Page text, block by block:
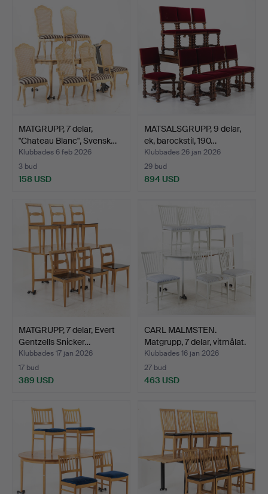
MATGRUPP, 7 delar,
"Chateau Blanc", Svensk…
Klubbades 6 feb 2026
3 bud
158 USD
MATSALSGRUPP, 9 delar,
ek, barockstil, 190…
Klubbades 26 jan 2026
29 bud
894 USD
MATGRUPP, 7 delar, Evert
Gentzells Snicker…
Klubbades 17 jan 2026
17 bud
389 USD
CARL MALMSTEN.
Matgrupp, 7 delar, vitmålat.
Klubbades 16 jan 2026
27 bud
463 USD